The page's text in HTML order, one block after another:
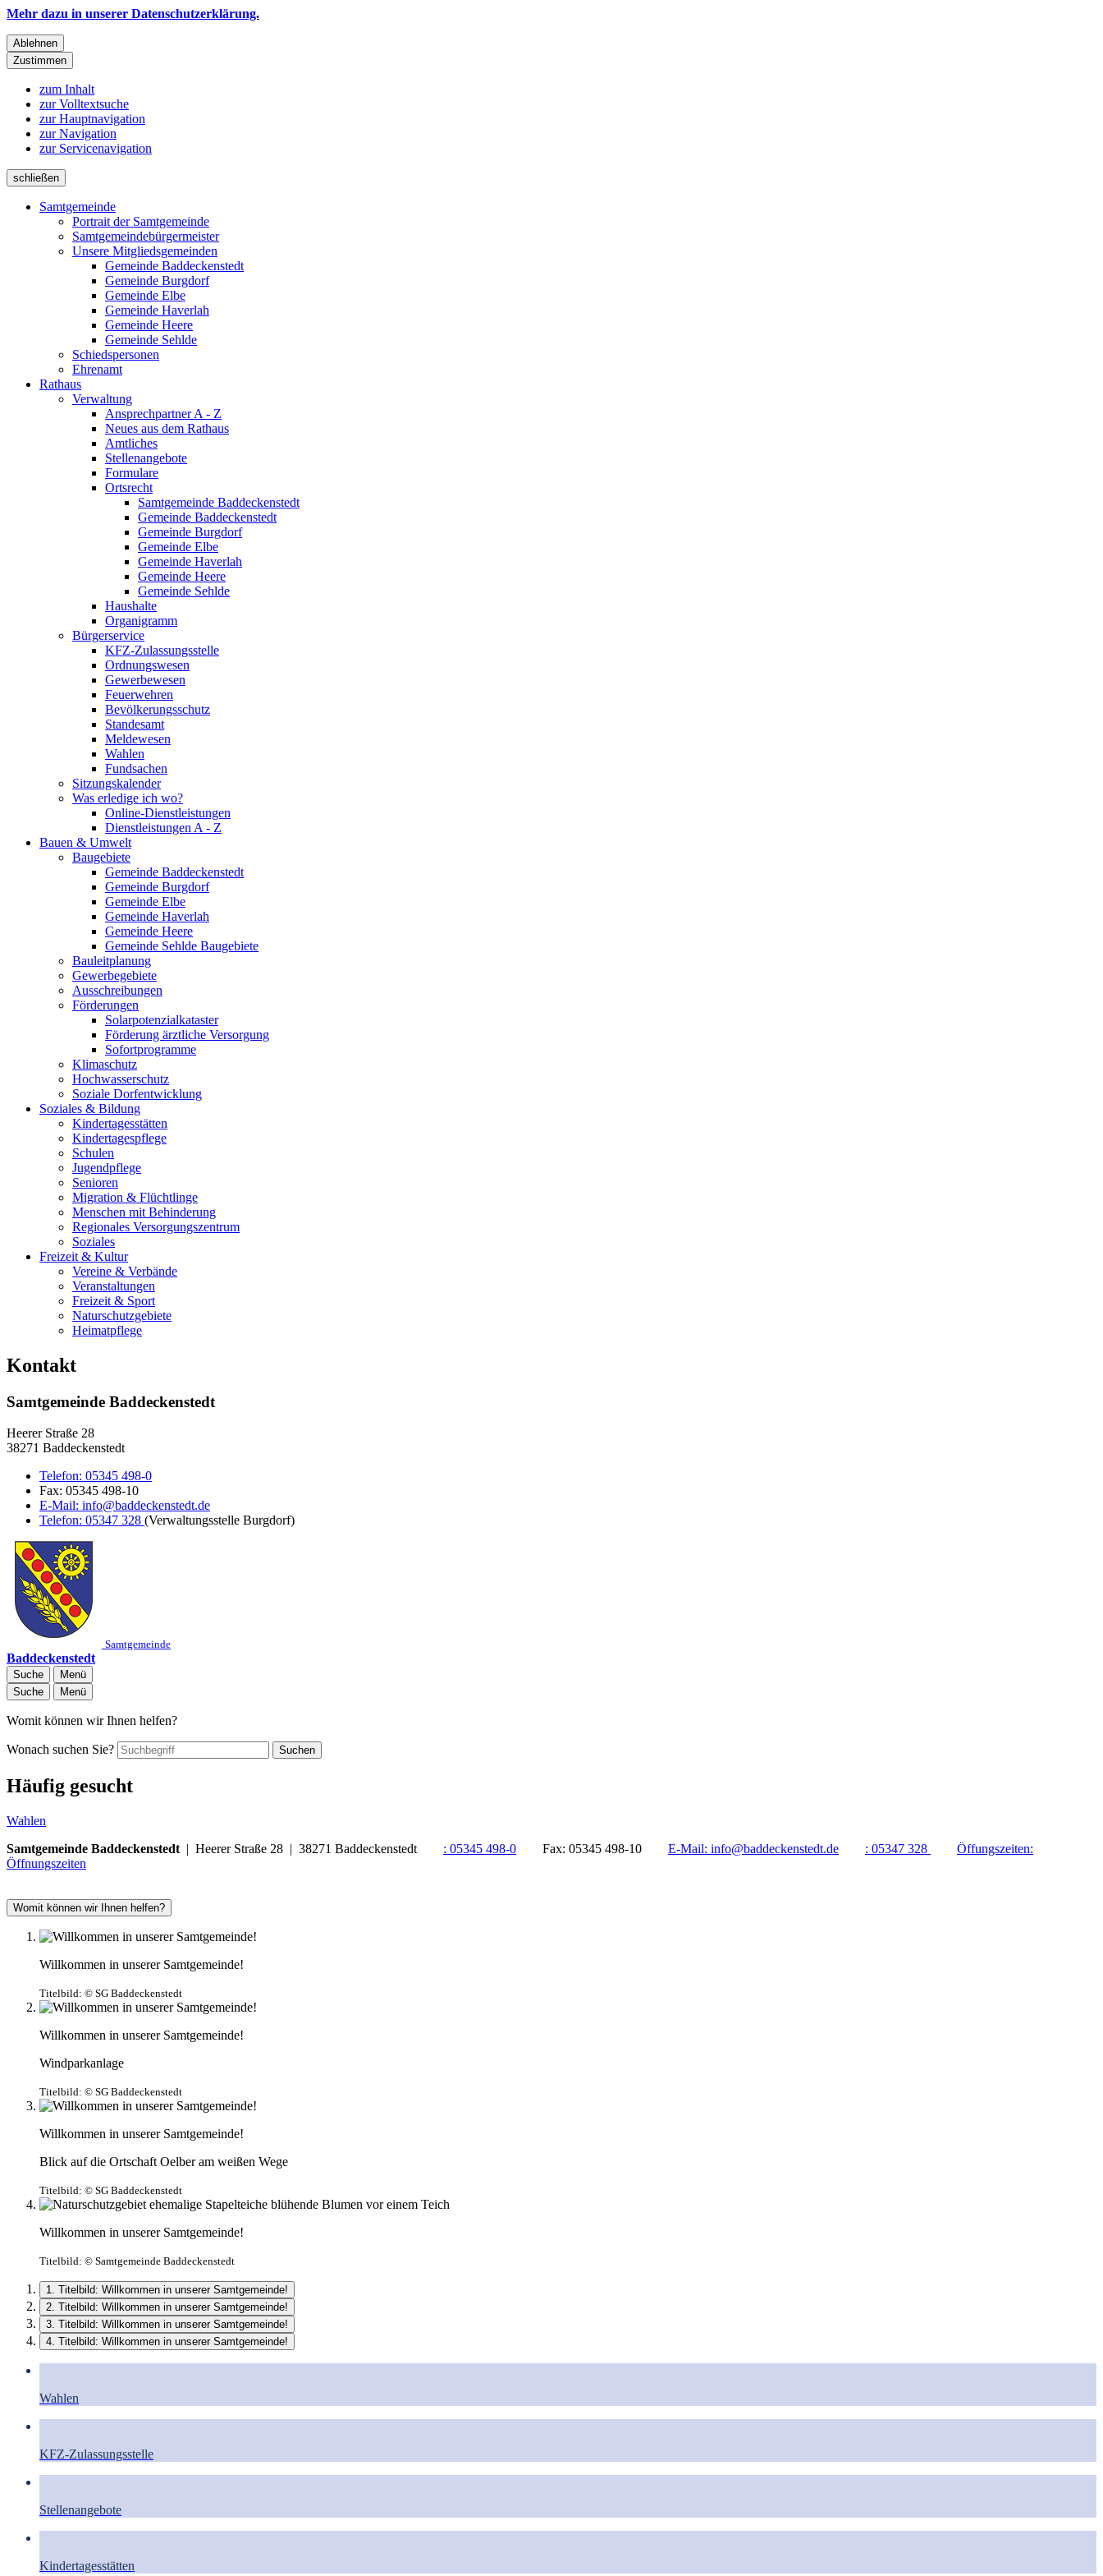
Mehr dazu in unserer Datenschutzerklärung.
Ablehnen
Zustimmen
zum Inhalt
zur Volltextsuche
zur Hauptnavigation
zur Navigation
zur Servicenavigation
schließen
Samtgemeinde
Portrait der Samtgemeinde
Samtgemeindebürgermeister
Unsere Mitgliedsgemeinden
Gemeinde Baddeckenstedt
Gemeinde Burgdorf
Gemeinde Elbe
Gemeinde Haverlah
Gemeinde Heere
Gemeinde Sehlde
Schiedspersonen
Ehrenamt
Rathaus
Verwaltung
Ansprechpartner A - Z
Neues aus dem Rathaus
Amtliches
Stellenangebote
Formulare
Ortsrecht
Samtgemeinde Baddeckenstedt
Gemeinde Baddeckenstedt
Gemeinde Burgdorf
Gemeinde Elbe
Gemeinde Haverlah
Gemeinde Heere
Gemeinde Sehlde
Haushalte
Organigramm
Bürgerservice
KFZ-Zulassungsstelle
Ordnungswesen
Gewerbewesen
Feuerwehren
Bevölkerungsschutz
Standesamt
Meldewesen
Wahlen
Fundsachen
Sitzungskalender
Was erledige ich wo?
Online-Dienstleistungen
Dienstleistungen A - Z
Bauen & Umwelt
Baugebiete
Gemeinde Baddeckenstedt
Gemeinde Burgdorf
Gemeinde Elbe
Gemeinde Haverlah
Gemeinde Heere
Gemeinde Sehlde Baugebiete
Bauleitplanung
Gewerbegebiete
Ausschreibungen
Förderungen
Solarpotenzialkataster
Förderung ärztliche Versorgung
Sofortprogramme
Klimaschutz
Hochwasserschutz
Soziale Dorfentwicklung
Soziales & Bildung
Kindertagesstätten
Kindertagespflege
Schulen
Jugendpflege
Senioren
Migration & Flüchtlinge
Menschen mit Behinderung
Regionales Versorgungszentrum
Soziales
Freizeit & Kultur
Vereine & Verbände
Veranstaltungen
Freizeit & Sport
Naturschutzgebiete
Heimatpflege
Kontakt
Samtgemeinde Baddeckenstedt
Heerer Straße 28
38271 Baddeckenstedt
Telefon: 05345 498-0
Fax: 05345 498-10
E-Mail: info@baddeckenstedt.de
Telefon: 05347 328 (Verwaltungsstelle Burgdorf)
Samtgemeinde
Baddeckenstedt
Suche
Menü
Suche
Menü
Womit können wir Ihnen helfen?
Wonach suchen Sie? Suchen
Häufig gesucht
Wahlen
Samtgemeinde Baddeckenstedt | Heerer Straße 28 | 38271 Baddeckenstedt : 05345 498-0 Fax: 05345 498-10 E-Mail: info@baddeckenstedt.de : 05347 328
Öffungszeiten:
Öffnungszeiten
Womit können wir Ihnen helfen?
Willkommen in unserer Samtgemeinde!
Titelbild: © SG Baddeckenstedt
Willkommen in unserer Samtgemeinde!
Windparkanlage
Titelbild: © SG Baddeckenstedt
Willkommen in unserer Samtgemeinde!
Blick auf die Ortschaft Oelber am weißen Wege
Titelbild: © SG Baddeckenstedt
Willkommen in unserer Samtgemeinde!
Titelbild: © Samtgemeinde Baddeckenstedt
1. Titelbild: Willkommen in unserer Samtgemeinde!
2. Titelbild: Willkommen in unserer Samtgemeinde!
3. Titelbild: Willkommen in unserer Samtgemeinde!
4. Titelbild: Willkommen in unserer Samtgemeinde!
Wahlen
KFZ-Zulassungsstelle
Stellenangebote
Kindertagesstätten